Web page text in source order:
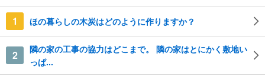
1 ほの暮らしの木炭はどのように作りますか？
2
隣の家の工事の協力はどこまで。 隣の家はとにかく敷地い
っぱ...